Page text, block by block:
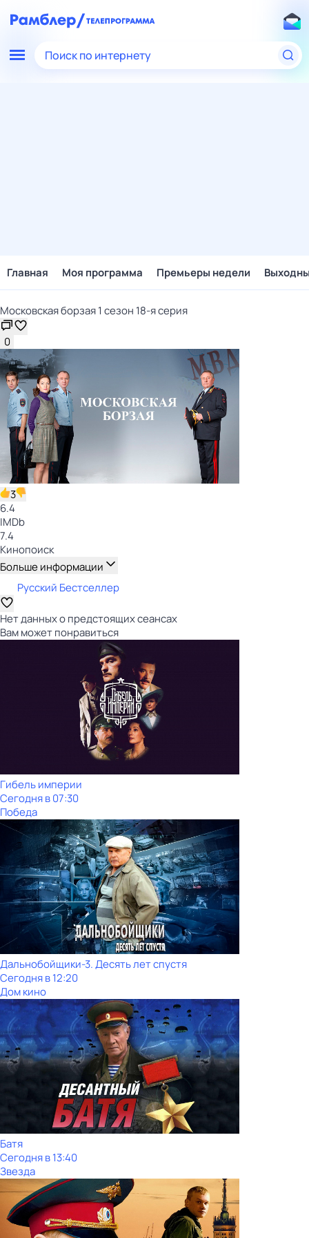
Поиск по интернету
Главная Моя программа Премьеры недели
Московская борзая 1 сезон 18-я серия
0
3
6.4
IMDb
7.4
Кинопоиск
Больше информации
Русский Бестселлер
Нет данных о предстоящих сеансах
Вам может понравиться
Гибель империи
Сегодня в 07:30
Победа
Дальнобойщики-3. Десять лет спустя
Сегодня в 12:20
Дом кино
Батя
Сегодня в 13:40
Звезда